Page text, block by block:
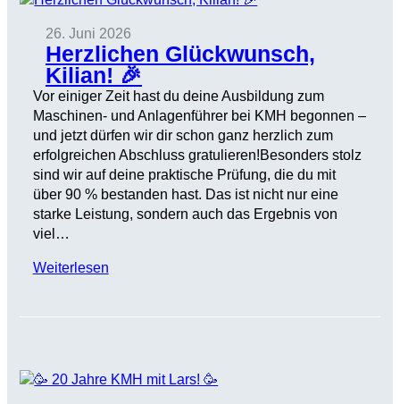
26. Juni 2026
Herzlichen Glückwunsch,
Kilian! 🎉
Vor einiger Zeit hast du deine Ausbildung zum
Maschinen- und Anlagenführer bei KMH begonnen –
und jetzt dürfen wir dir schon ganz herzlich zum
erfolgreichen Abschluss gratulieren!Besonders stolz
sind wir auf deine praktische Prüfung, die du mit
über 90 % bestanden hast. Das ist nicht nur eine
starke Leistung, sondern auch das Ergebnis von
viel…
Weiterlesen